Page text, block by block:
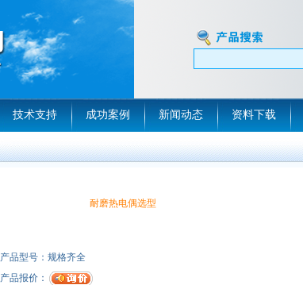
技术支持 成功案例 新闻动态 资料下载
耐磨热电偶选型
产品型号： 规格齐全
产品报价：